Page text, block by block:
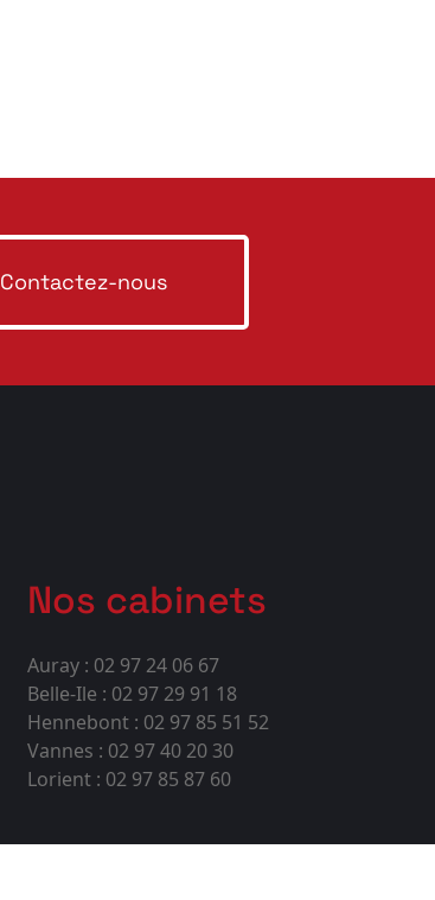
Contactez-nous
Nos cabinets
Auray : 02 97 24 06 67
Belle-Ile : 02 97 29 91 18
Hennebont : 02 97 85 51 52
Vannes : 02 97 40 20 30
Lorient : 02 97 85 87 60